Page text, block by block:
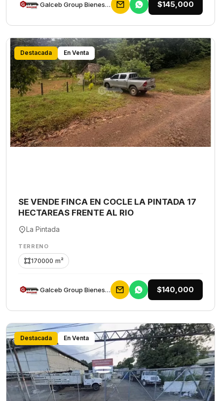
Galceb Group Bienes Raices $145,000
Destacada En Venta
SE VENDE FINCA EN COCLE LA PINTADA 17
HECTAREAS FRENTE AL RIO
La Pintada
TERRENO
170000 m²
Galceb Group Bienes Raices $140,000
Destacada En Venta